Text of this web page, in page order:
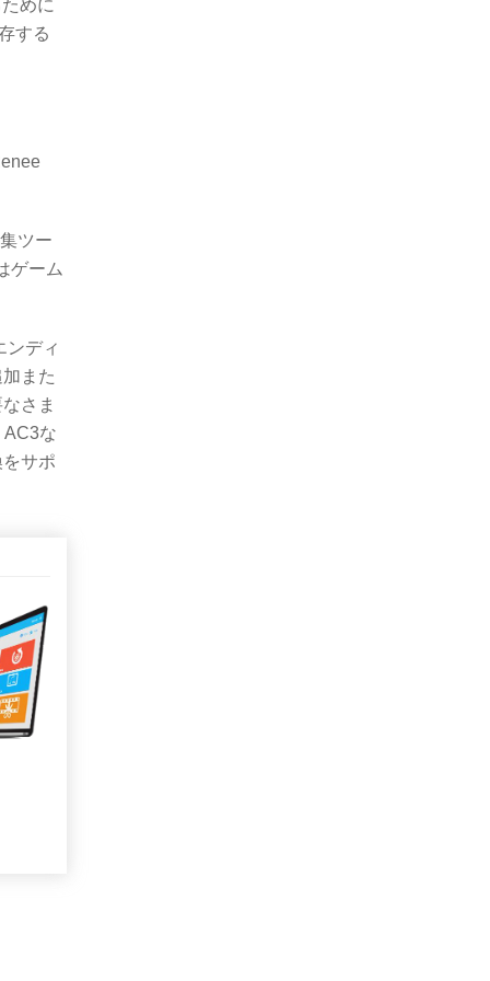
めに
する
ツー
ゲーム
ンディ
また
さま
AC3な
サポ